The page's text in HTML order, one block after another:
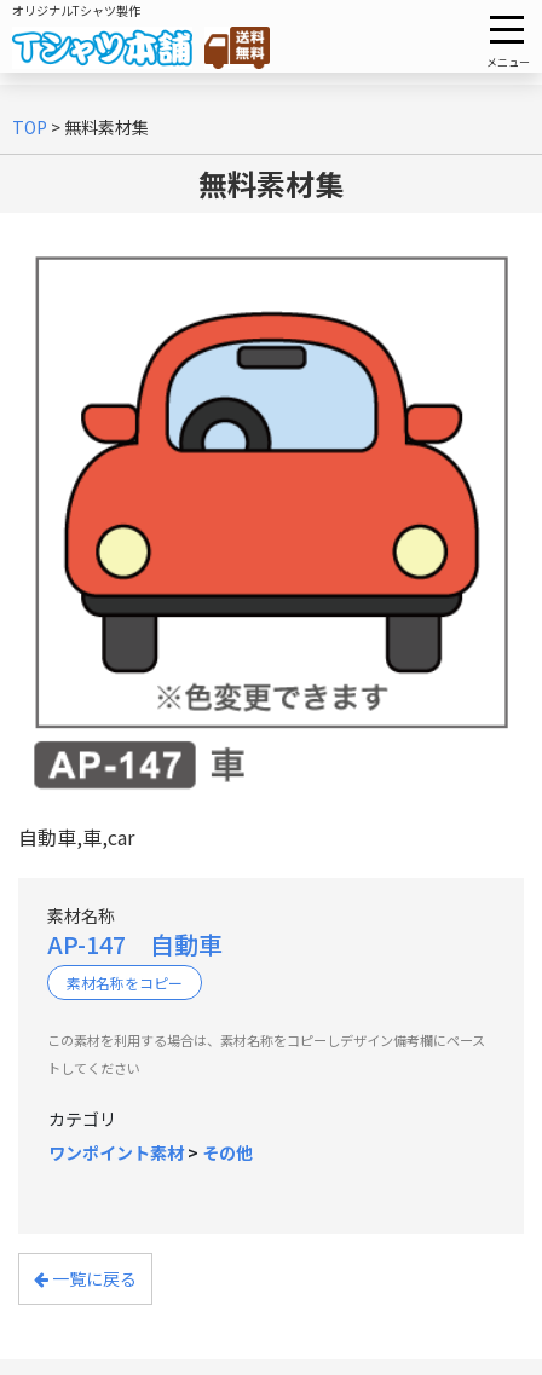
オリジナルTシャツ製作
メニュー
TOP > 無料素材集
無料素材集
自動車,車,car
素材名称
AP-147 自動車
素材名称をコピー
この素材を利用する場合は、素材名称をコピーしデザイン備考欄にペース
トしてください
カテゴリ
ワンポイント素材> その他
一覧に戻る